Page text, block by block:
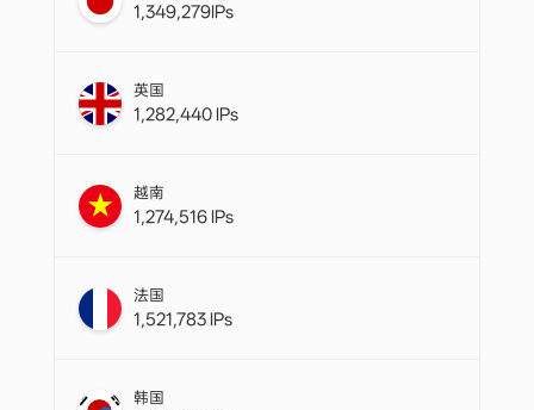
1,349,279IPs
英国
1,282,440 IPs
越南
1,274,516 IPs
法国
1,521,783 IPs
韩国